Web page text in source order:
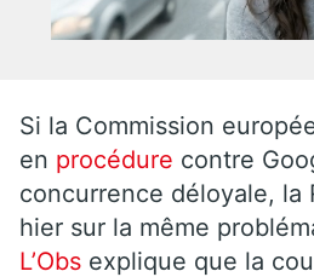
Si la Commission
en procédure contre
concurrence déloyale, la
hier sur la même
L’Obs explique que la